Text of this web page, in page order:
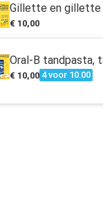
Gillette en gillette
€ 10,00
Oral-B tandpasta,
€ 10,00 4 voor 10.00